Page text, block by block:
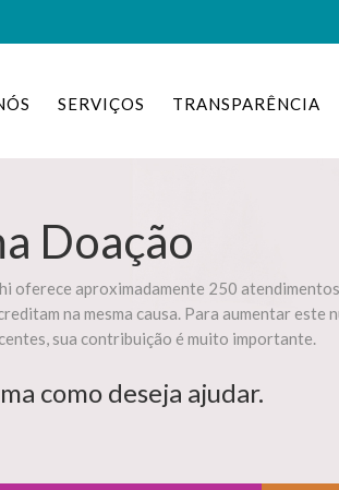
SERVIÇOS TRANSPARÊNCIA
Doação
oferece aproximadamente 250
na mesma causa. Para aumentar este
sua contribuição é muito importante.
como deseja ajudar.